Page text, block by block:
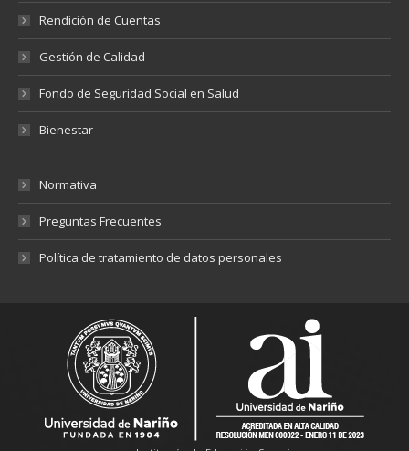
Rendición de Cuentas
Gestión de Calidad
Fondo de Seguridad Social en Salud
Bienestar
Normativa
Preguntas Frecuentes
Política de tratamiento de datos personales